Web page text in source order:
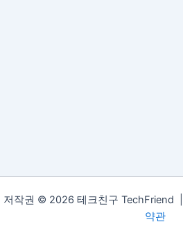
저작권 © 2026 테크친구 TechFriend |
약관